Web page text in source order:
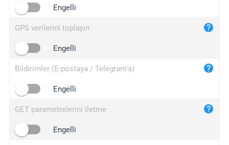
iplogger.info
Engelli
GPS verilerini toplayın
Engelli
Bildirimler (E-postaya / Telegram'a)
Engelli
GET parametrelerini iletme
Engelli